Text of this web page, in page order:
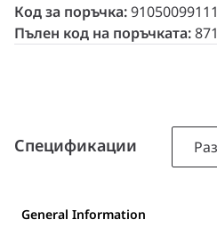
Код за поръчка:
Пълен код на поръчката:
Спецификации
General Information